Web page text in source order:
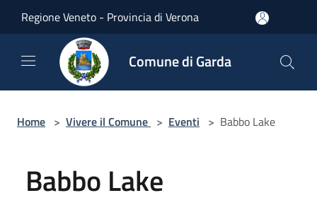
Regione Veneto - Provincia di Verona
Comune di Garda
Home > Vivere il Comune > Eventi > Babbo Lake
Babbo Lake